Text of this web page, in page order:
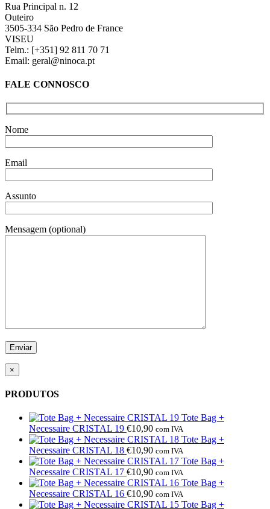
Rua Principal n. 12
Outeiro
3505-334 São Pedro de France
VISEU
Telm.: [+351] 92 811 70 71
Email: geral@ninoca.pt
FALE CONNOSCO
Nome
Email
Assunto
Mensagem (optional)
×
PRODUTOS
Tote Bag +
Necessaire CRISTAL 19 €10,90 com IVA
Tote Bag +
Necessaire CRISTAL 18 €10,90 com IVA
Tote Bag +
Necessaire CRISTAL 17 €10,90 com IVA
Tote Bag +
Necessaire CRISTAL 16 €10,90 com IVA
Tote Bag +